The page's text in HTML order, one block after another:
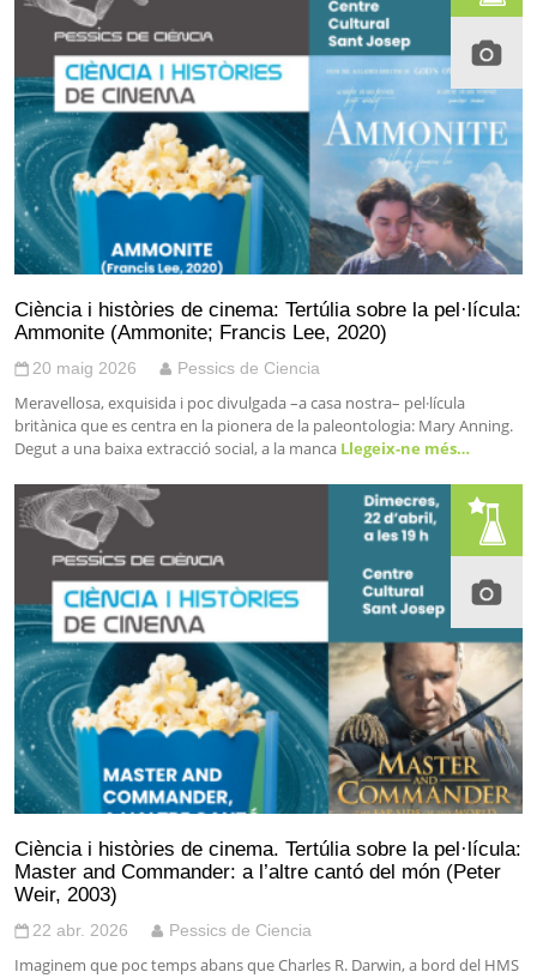
Ciència i històries de cinema: Tertúlia sobre la pel·lícula:
Ammonite (Ammonite; Francis Lee, 2020)
20 maig 2026 Pessics de Ciencia
Meravellosa, exquisida i poc divulgada –a casa nostra– pel·lícula
britànica que es centra en la pionera de la paleontologia: Mary Anning.
Degut a una baixa extracció social, a la manca Llegeix-ne més…
Ciència i històries de cinema. Tertúlia sobre la pel·lícula:
Master and Commander: a l’altre cantó del món (Peter
Weir, 2003)
22 abr. 2026 Pessics de Ciencia
Imaginem que poc temps abans que Charles R. Darwin, a bord del HMS